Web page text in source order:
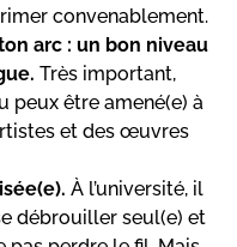
convenablement.
arc : un bon niveau
Très important,
peux être amené(e) à
et des œuvres
À l’université, il
débrouiller seul(e) et